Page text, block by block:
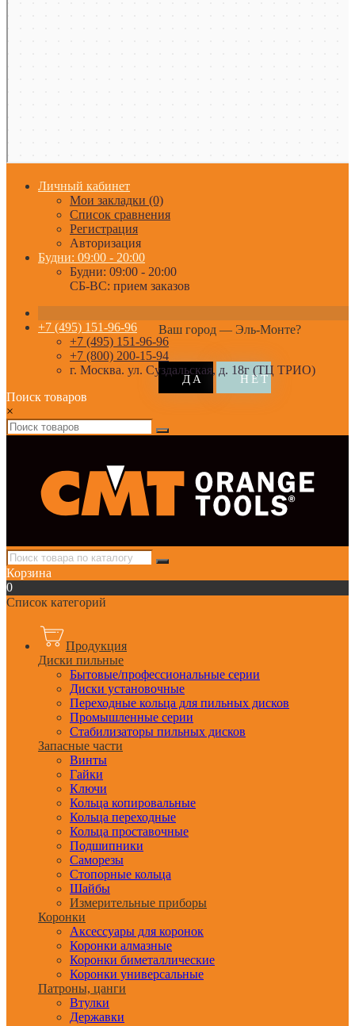
Личный кабинет
Мои закладки (0)
Список сравнения
Регистрация
Авторизация
Будни: 09:00 - 20:00
Будни: 09:00 - 20:00
СБ-ВС: прием заказов
Ваш город — Эль-Монте?
+7 (495) 151-96-96
+7 (495) 151-96-96
+7 (800) 200-15-94
г. Москва. ул. Суздальская, д. 18г (ТЦ ТРИО)
Поиск товаров
×
Корзина
0
Список категорий
Продукция
Диски пильные
Бытовые/профессиональные серии
Диски установочные
Переходные кольца для пильных дисков
Промышленные серии
Стабилизаторы пильных дисков
Запасные части
Винты
Гайки
Ключи
Кольца копировальные
Кольца переходные
Кольца проставочные
Подшипники
Саморезы
Стопорные кольца
Шайбы
Измерительные приборы
Коронки
Аксессуары для коронок
Коронки алмазные
Коронки биметаллические
Коронки универсальные
Патроны, цанги
Втулки
Державки